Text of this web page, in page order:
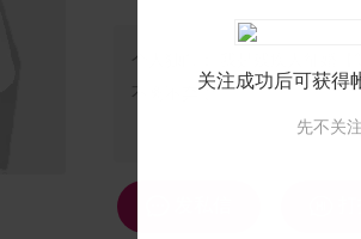
个人独白：
我是残疾人征婚
不离不弃💘
关注成功后可获得
先不关